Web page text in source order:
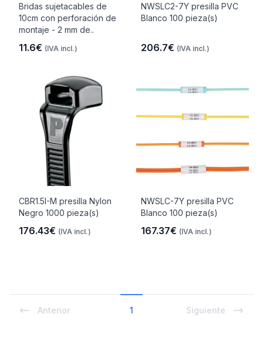
Bridas sujetacables de
10cm con perforación de
montaje - 2 mm de..
11.6€ (IVA incl.)
NWSLC2-7Y presilla PVC
Blanco 100 pieza(s)
206.7€ (IVA incl.)
CBR1.5I-M presilla Nylon
Negro 1000 pieza(s)
176.43€ (IVA incl.)
NWSLC-7Y presilla PVC
Blanco 100 pieza(s)
167.37€ (IVA incl.)
Anterior 1 Siguiente